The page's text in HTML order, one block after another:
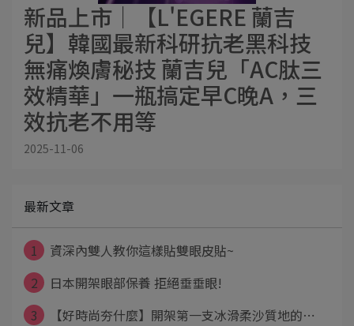
新品上市│【L'EGERE 蘭吉
兒】韓國最新科研抗老黑科技
無痛煥膚秘技 蘭吉兒「AC肽三
效精華」一瓶搞定早C晚A，三
效抗老不用等
2025-11-06
最新文章
1
資深內雙人教你這樣貼雙眼皮貼~
2
日本開架眼部保養 拒絕垂垂眼!
3
【好時尚夯什麼】開架第一支冰滑柔沙質地的⋯